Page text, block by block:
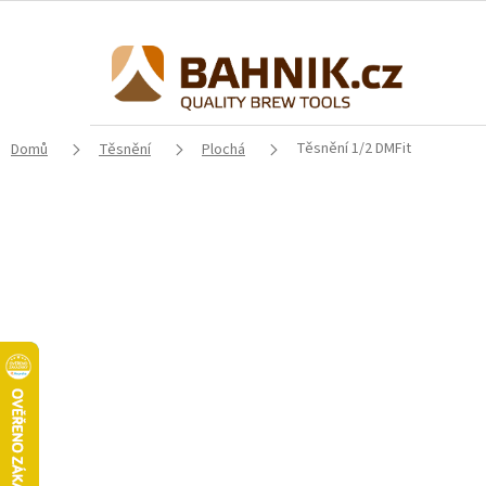
Domů Těsnění Plochá Těsnění 1/2 DMFit